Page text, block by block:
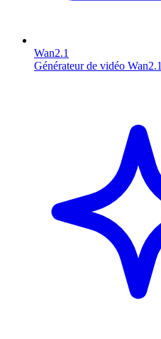
Wan2.1
Générateur de vidéo Wan2.1